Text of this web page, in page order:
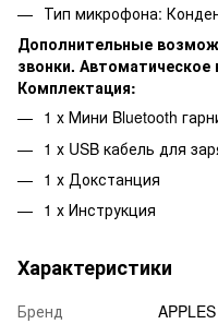
Тип микрофона:
Дополнительные
звонки.
Комплектация:
1 х Мини Bluetooth
1 х USB кабель для
1 х Докстанция
1 х Инструкция
Характеристики
Бренд
APPLES